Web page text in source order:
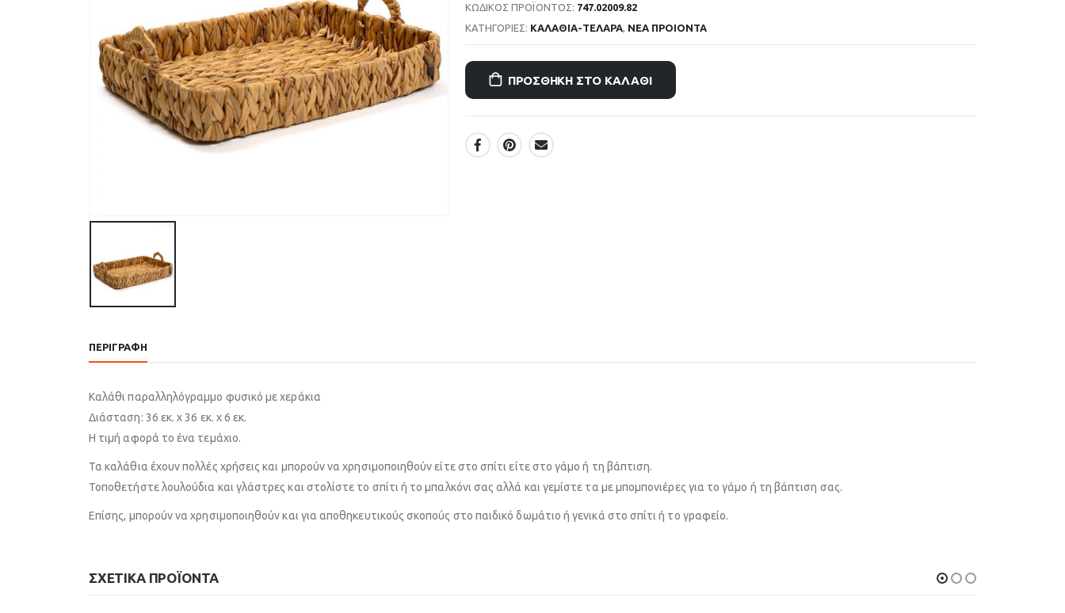
ΚΩΔΙΚΌΣ ΠΡΟΪΌΝΤΟΣ: 747.02009.82
ΚΑΤΗΓΟΡΊΕΣ: ΚΑΛΑΘΙΑ-ΤΕΛΑΡΑ, ΝΕΑ ΠΡΟΙΟΝΤΑ
ΠΡΟΣΘΉΚΗ ΣΤΟ ΚΑΛΆΘΙ
ΠΕΡΙΓΡΑΦΉ
Καλάθι παραλληλόγραμμο φυσικό με χεράκια
Διάσταση: 36 εκ. x 36 εκ. χ 6 εκ.
Η τιμή αφορά το ένα τεμάχιο.
Τα καλάθια έχουν πολλές χρήσεις και μπορούν να χρησιμοποιηθούν είτε στο σπίτι είτε στο γάμο ή τη βάπτιση.
Τοποθετήστε λουλούδια και γλάστρες και στολίστε το σπίτι ή το μπαλκόνι σας αλλά και γεμίστε τα με μπομπονιέρες για το γάμο ή τη βάπτιση σας.
Επίσης, μπορούν να χρησιμοποιηθούν και για αποθηκευτικούς σκοπούς στο παιδικό δωμάτιο ή γενικά στο σπίτι ή το γραφείο.
ΣΧΕΤΙΚΆ ΠΡΟΪΌΝΤΑ